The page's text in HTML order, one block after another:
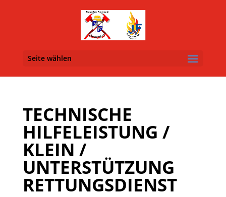
Seite wählen
TECHNISCHE
HILFELEISTUNG /
KLEIN /
UNTERSTÜTZUNG
RETTUNGSDIENST